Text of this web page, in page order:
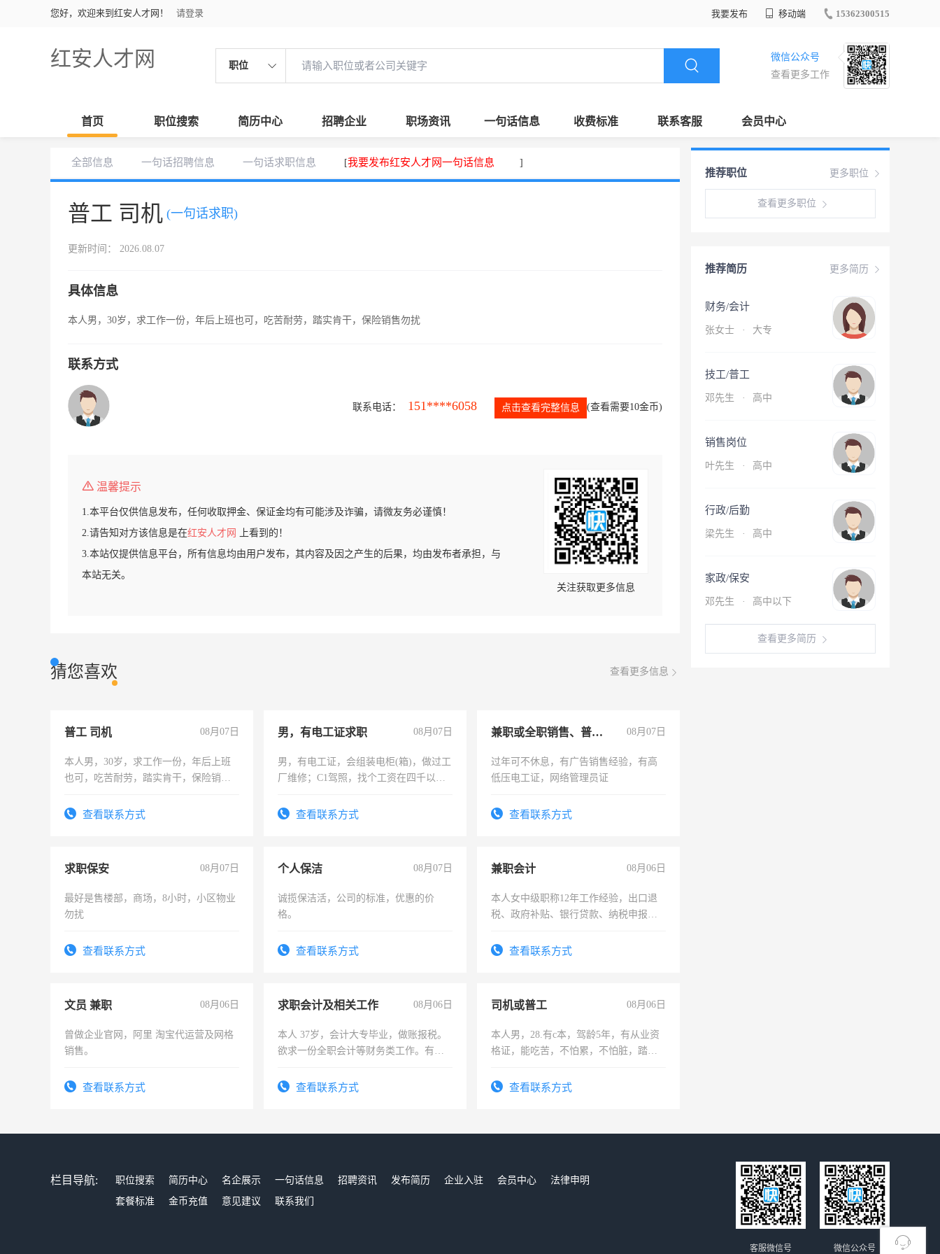
您好，欢迎来到红安人才网！ 请登录 我要发布 移动端 15362300515
红安人才网 职位
微信公众号
查看更多工作
首页 职位搜索 简历中心 招聘企业 职场资讯 一句话信息 收费标准 联系客服 会员中心
全部信息 一句话招聘信息 一句话求职信息 [我要发布红安人才网一句话信息 ]
普工 司机 (一句话求职)
更新时间： 2026.08.07
具体信息
本人男，30岁，求工作一份，年后上班也可，吃苦耐劳，踏实肯干，保险销售勿扰
联系方式
联系电话： 151****6058 点击查看完整信息 (查看需要10金币)
温馨提示
1.本平台仅供信息发布，任何收取押金、保证金均有可能涉及诈骗，请微友务必谨慎！
2.请告知对方该信息是在红安人才网
上看到的！
3.本站仅提供信息平台，所有信息均由用户发布，其内容及因之产生的后果，均由发布者承担，与
本站无关。
关注获取更多信息
猜您喜欢 查看更多信息
普工 司机 08月07日
本人男，30岁，求工作一份，年后上班
也可，吃苦耐劳，踏实肯干，保险销售
查看联系方式
男，有电工证求职 08月07日
男，有电工证，会组装电柜(箱)，做过工
厂维修；C1驾照，找个工资在四千以
电话查看联系方式
兼职或全职销售、普工、维修 08月07日
过年可不休息，有广告销售经验，有高
低压电工证，网络管理员证
查看联系方式
求职保安 08月07日
最好是售楼部，商场，8小时，小区物业
勿扰
查看联系方式
个人保洁 08月07日
诚揽保洁活，公司的标准，优惠的价
格。
查看联系方式
兼职会计 08月06日
本人女中级职称12年工作经验，出口退
税、政府补贴、银行贷款、纳税申报、
务，财务咨询等业务。欲求兼职会计工
查看联系方式
文员 兼职 08月06日
曾做企业官网，阿里 淘宝代运营及网格
销售。
查看联系方式
求职会计及相关工作 08月06日
本人 37岁，会计大专毕业，做账报税。
欲求一份全职会计等财务类工作。有会
查看联系方式
司机或普工 08月06日
本人男，28.有c本，驾龄5年，有从业资
格证，能吃苦，不怕累，不怕脏，踏
查看联系方式
更多职位
推荐职位
查看更多职位
更多简历
推荐简历
财务/会计
张女士 · 大专
技工/普工
邓先生 · 高中
销售岗位
叶先生 · 高中
行政/后勤
梁先生 · 高中
家政/保安
邓先生 · 高中以下
查看更多简历
栏目导航: 职位搜索 简历中心 名企展示 一句话信息 招聘资讯 发布简历 企业入驻 会员中心
法律申明
套餐标准
金币充值 意见建议 联系我们
微信公众号
客服微信号